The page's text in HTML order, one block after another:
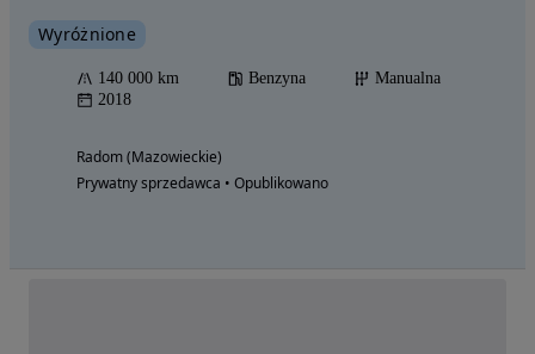
Wyróżnione
140 000 km Benzyna
Manualna
2018
Radom (Mazowieckie)
Prywatny sprzedawca • Opublikowano